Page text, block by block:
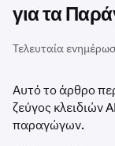
για τα
Τελευταία
Αυτό το άρθρο
ζεύγος κλειδιών
παραγώγων.